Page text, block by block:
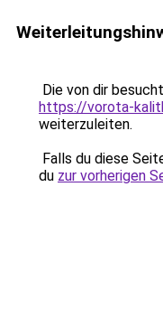
Die von dir
https://vorota-
weiterzuleiten.
Falls du diese
du zur vorherigen